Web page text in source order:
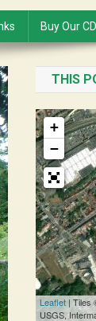
Buy Our
THIS